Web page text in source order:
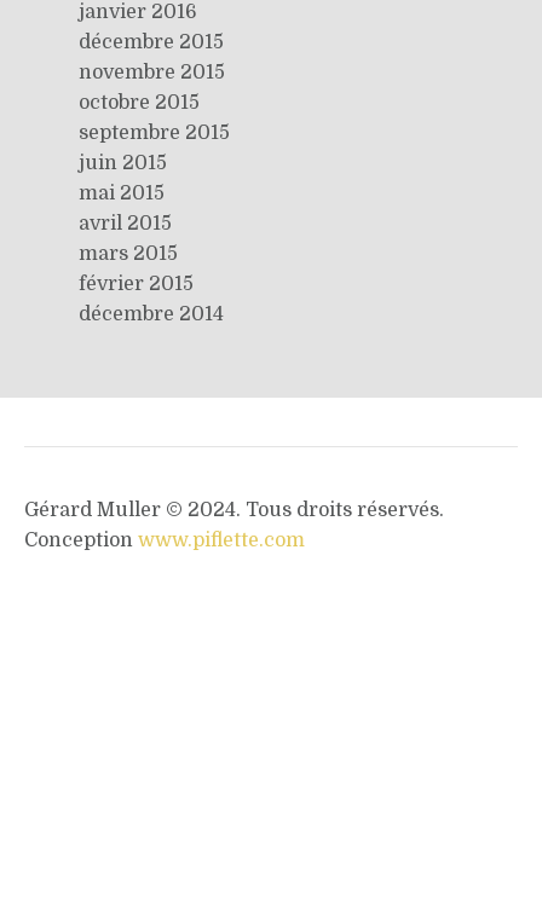
janvier 2016
décembre 2015
novembre 2015
octobre 2015
septembre 2015
juin 2015
mai 2015
avril 2015
mars 2015
février 2015
décembre 2014
Gérard Muller © 2024. Tous droits réservés.
Conception www.piflette.com